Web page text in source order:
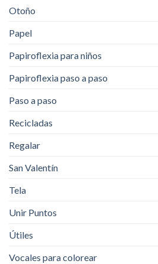
Otoño
Papel
Papiroflexia para niños
Papiroflexia paso a paso
Paso a paso
Recicladas
Regalar
San Valentín
Tela
Unir Puntos
Útiles
Vocales para colorear